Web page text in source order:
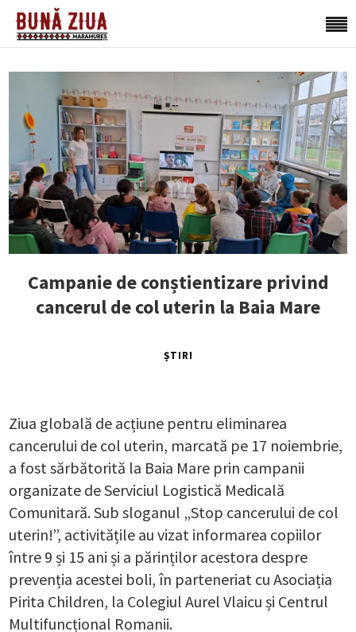
Campanie de conștientizare privind
cancerul de col uterin la Baia Mare
ȘTIRI
Ziua globală de acțiune pentru eliminarea
cancerului de col uterin, marcată pe 17 noiembrie,
a fost sărbătorită la Baia Mare prin campanii
organizate de Serviciul Logistică Medicală
Comunitară. Sub sloganul „Stop cancerului de col
uterin!”, activitățile au vizat informarea copiilor
între 9 și 15 ani și a părinților acestora despre
prevenția acestei boli, în parteneriat cu Asociația
Pirita Children, la Colegiul Aurel Vlaicu și Centrul
Multifuncțional Romanii.